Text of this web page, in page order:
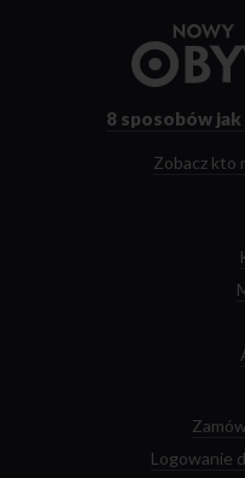
8 sposobów
Zobacz kto
Logowanie